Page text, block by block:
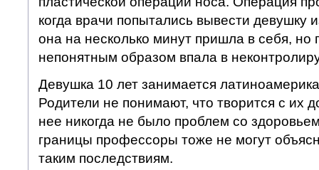
когда врачи попытались вывести девушку
она на несколько минут пришла в себя, но
непонятным образом впала в
Девушка 10 лет занимается
Родители не понимают, что творится с их
нее никогда не было проблем со
границы профессоры тоже не могут
таким последствиям.